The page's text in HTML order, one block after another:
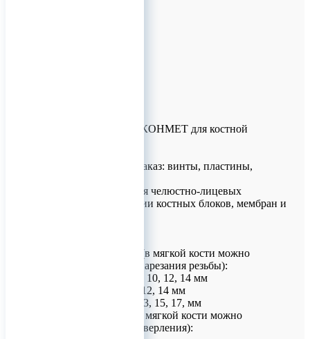
Основные винты КОНМЕТ для костной
В наличии и под заказ: винты, пластины,
Предназначены для челюстно-лицевых
операций: фиксации костных блоков, мембран и
Самонарезающие (в мягкой кости можно
использовать без нарезания резьбы):
1.2 х 3, 4, 5, 6, 7, 8, 10, 12, 14 мм
1.5 х 4, 5, 6, 8, 10, 12, 14 мм
2.0 х 5.5, 7, 9, 11, 13, 15, 17, мм
Самосверлящие (в мягкой кости можно
использовать без сверления):